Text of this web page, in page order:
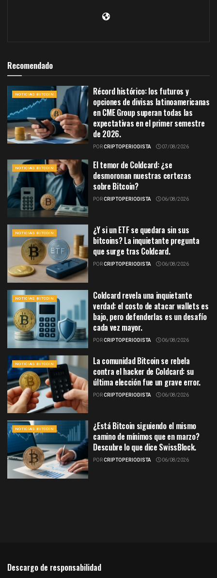
Recomendado
NOTICIAS BITCOIN
Récord histórico: los futuros y
opciones de divisas latinoamericanas
en CME Group superan todas las
expectativas en el primer semestre
de 2026.
PORCRIPTOPERIODISTA 07/08/2026
NOTICIAS BITCOIN
El temor de Coldcard: ¿se
desmoronan nuestras certezas
sobre Bitcoin?
PORCRIPTOPERIODISTA 06/08/2026
NOTICIAS BITCOIN
¿Y si un ETF se quedara sin sus
bitcoins? La inquietante pregunta
que surge tras Coldcard.
PORCRIPTOPERIODISTA 06/08/2026
NOTICIAS BITCOIN
Coldcard revela una inquietante
verdad: el costo de atacar wallets es
bajo, pero defenderlas es un desafío
cada vez mayor.
PORCRIPTOPERIODISTA 06/08/2026
NOTICIAS BITCOIN
La comunidad Bitcoin se rebela
contra el hacker de Coldcard: su
última elección fue un grave error.
PORCRIPTOPERIODISTA 06/08/2026
NOTICIAS BITCOIN
¿Está Bitcoin siguiendo el mismo
camino de mínimos que en marzo?
Descubre lo que dice SwissBlock.
PORCRIPTOPERIODISTA 06/08/2026
Descargo de responsabilidad